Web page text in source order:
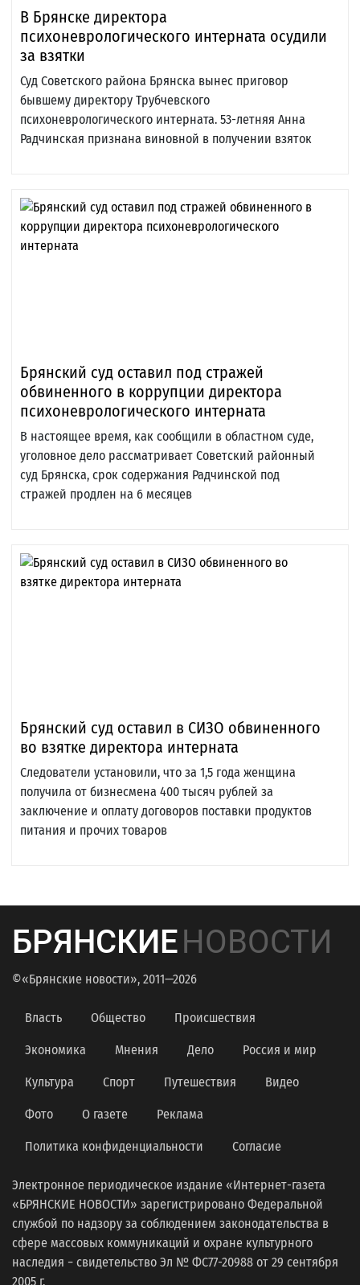
В Брянске директора
психоневрологического интерната осудили
за взятки
Суд Советского района Брянска вынес приговор
бывшему директору Трубчевского
психоневрологического интерната. 53-летняя Анна
Радчинская признана виновной в получении взяток
Брянский суд оставил под стражей
обвиненного в коррупции директора
психоневрологического интерната
В настоящее время, как сообщили в областном суде,
уголовное дело рассматривает Советский районный
суд Брянска, срок содержания Радчинской под
стражей продлен на 6 месяцев
Брянский суд оставил в СИЗО обвиненного
во взятке директора интерната
Следователи установили, что за 1,5 года женщина
получила от бизнесмена 400 тысяч рублей за
заключение и оплату договоров поставки продуктов
питания и прочих товаров
БРЯНСКИЕНОВОСТИ
©«Брянские новости», 2011—2026
Власть Общество Происшествия
Экономика Мнения Дело Россия и мир
Культура Спорт Путешествия Видео
Фото О газете Реклама
Политика конфиденциальности Согласие
Электронное периодическое издание «Интернет-газета
«БРЯНСКИЕ НОВОСТИ» зарегистрировано Федеральной
службой по надзору за соблюдением законодательства в
сфере массовых коммуникаций и охране культурного
наследия − свидетельство Эл № ФС77-20988 от 29 сентября
2005 г.